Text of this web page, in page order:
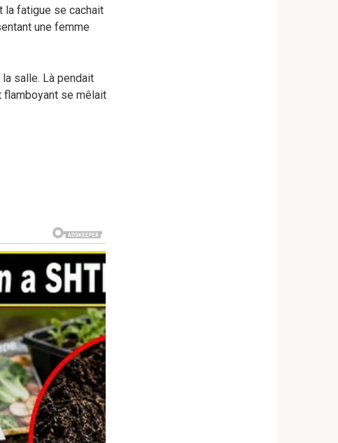
la fatigue se cachait
une femme
salle. Là pendait
flamboyant se mêlait